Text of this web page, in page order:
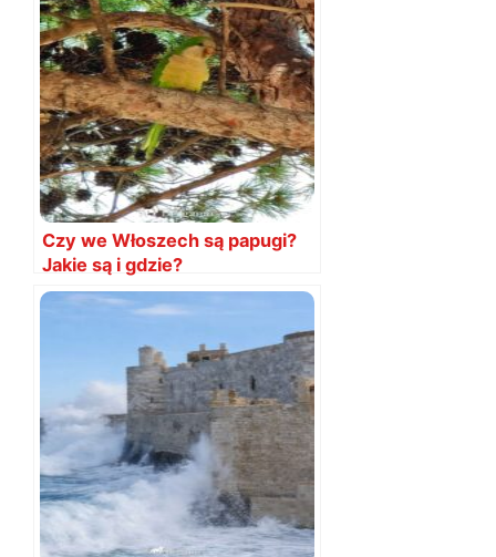
Czy we Włoszech są papugi?
Jakie są i gdzie?